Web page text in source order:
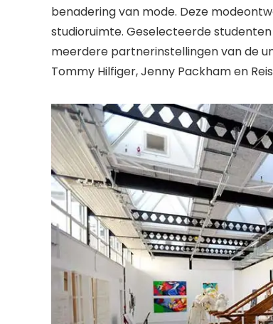
benadering van mode. Deze
studioruimte. Geselecteerde
meerdere partnerinstellingen van de
Tommy Hilfiger, Jenny Packham en